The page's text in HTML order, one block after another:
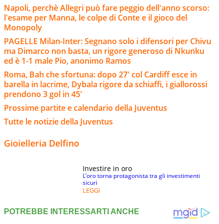
Napoli, perchè Allegri può fare peggio dell'anno scorso:
l'esame per Manna, le colpe di Conte e il gioco del
Monopoly
PAGELLE Milan-Inter: Segnano solo i difensori per Chivu
ma Dimarco non basta, un rigore generoso di Nkunku
ed è 1-1 male Pio, anonimo Ramos
Roma, Bah che sfortuna: dopo 27' col Cardiff esce in
barella in lacrime, Dybala rigore da schiaffi, i giallorossi
prendono 3 gol in 45'
Prossime partite e calendario della Juventus
Tutte le notizie della Juventus
Gioielleria Delfino
Investire in oro
L’oro torna protagonista tra gli investimenti
sicuri
LEGGI